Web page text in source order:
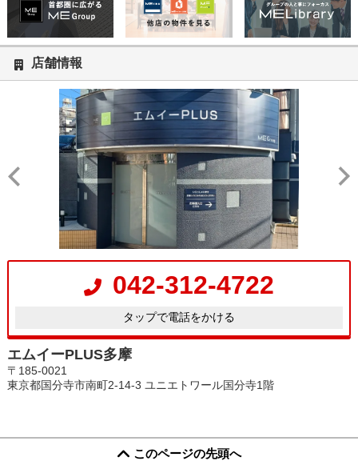
店舗情報
042-312-4722
タップで電話をかける
エムイーPLUS多摩
〒185-0021
東京都国分寺市南町2-14-3 ユニエトワール国分寺1階
このページの先頭へ